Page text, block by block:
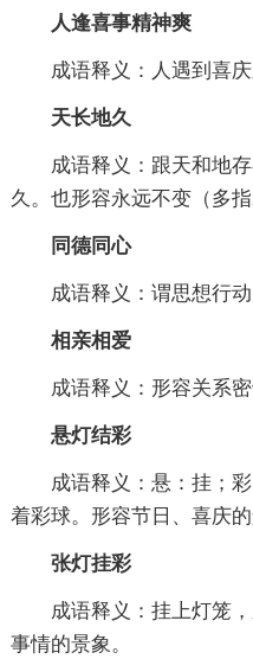
人逢喜事精神爽
成语释义：人遇到喜
天长地久
成语释义：跟天和地
久。也形容永远不变（多指
同德同心
成语释义：谓思想行
相亲相爱
成语释义：形容关系密
悬灯结彩
成语释义：悬：挂；
着彩球。形容节日、喜庆的
张灯挂彩
成语释义：挂上灯笼
事情的景象。